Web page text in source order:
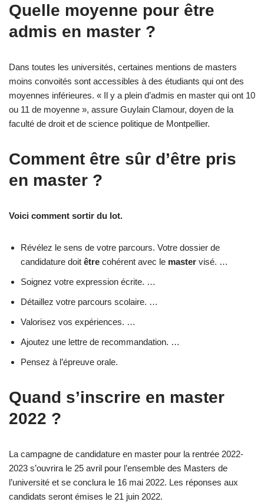
Quelle moyenne pour être
admis en master ?
Dans toutes les universités, certaines mentions de masters
moins convoités sont accessibles à des étudiants qui ont des
moyennes inférieures. « Il y a plein d’admis en master qui ont 10
ou 11 de moyenne », assure Guylain Clamour, doyen de la
faculté de droit et de science politique de Montpellier.
Comment être sûr d’être pris
en master ?
Voici comment sortir du lot.
Révélez le sens de votre parcours. Votre dossier de
candidature doit être cohérent avec le master visé. …
Soignez votre expression écrite. …
Détaillez votre parcours scolaire. …
Valorisez vos expériences. …
Ajoutez une lettre de recommandation. …
Pensez à l’épreuve orale.
Quand s’inscrire en master
2022 ?
La campagne de candidature en master pour la rentrée 2022-
2023 s’ouvrira le 25 avril pour l’ensemble des Masters de
l’université et se conclura le 16 mai 2022. Les réponses aux
candidats seront émises le 21 juin 2022.